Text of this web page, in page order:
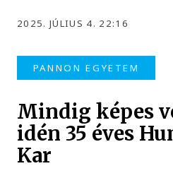
2025. JÚLIUS 4. 22:16
PANNON EGYETEM
Mindig képes
idén 35 éves
Kar